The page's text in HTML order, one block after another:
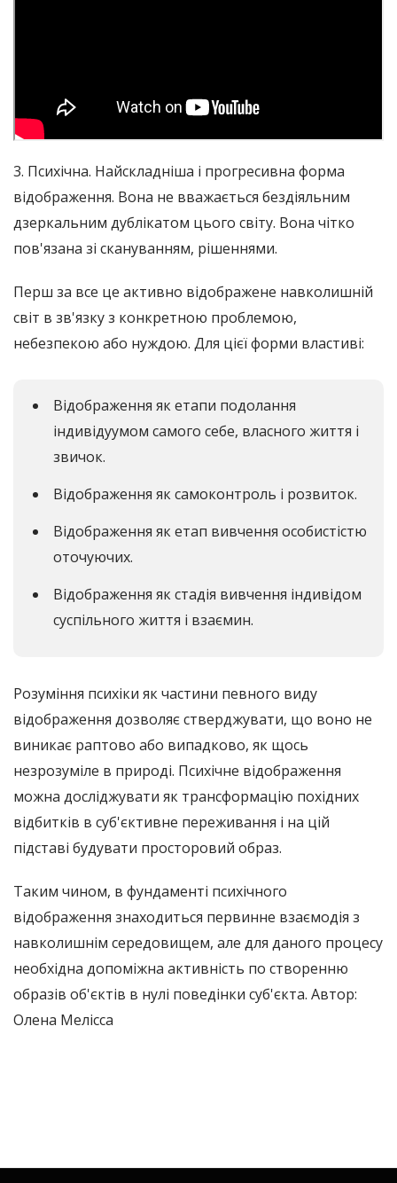
3. Психічна. Найскладніша і прогресивна форма
відображення. Вона не вважається бездіяльним
дзеркальним дублікатом цього світу. Вона чітко
пов'язана зі скануванням, рішеннями.
Перш за все це активно відображене навколишній
світ в зв'язку з конкретною проблемою,
небезпекою або нуждою. Для цієї форми властиві:
Відображення як етапи подолання
індивідуумом самого себе, власного життя і
звичок.
Відображення як самоконтроль і розвиток.
Відображення як етап вивчення особистістю
оточуючих.
Відображення як стадія вивчення індивідом
суспільного життя і взаємин.
Розуміння психіки як частини певного виду
відображення дозволяє стверджувати, що воно не
виникає раптово або випадково, як щось
незрозуміле в природі. Психічне відображення
можна досліджувати як трансформацію похідних
відбитків в суб'єктивне переживання і на цій
підставі будувати просторовий образ.
Таким чином, в фундаменті психічного
відображення знаходиться первинне взаємодія з
навколишнім середовищем, але для даного процесу
необхідна допоміжна активність по створенню
образів об'єктів в нулі поведінки суб'єкта. Автор:
Олена Мелісса